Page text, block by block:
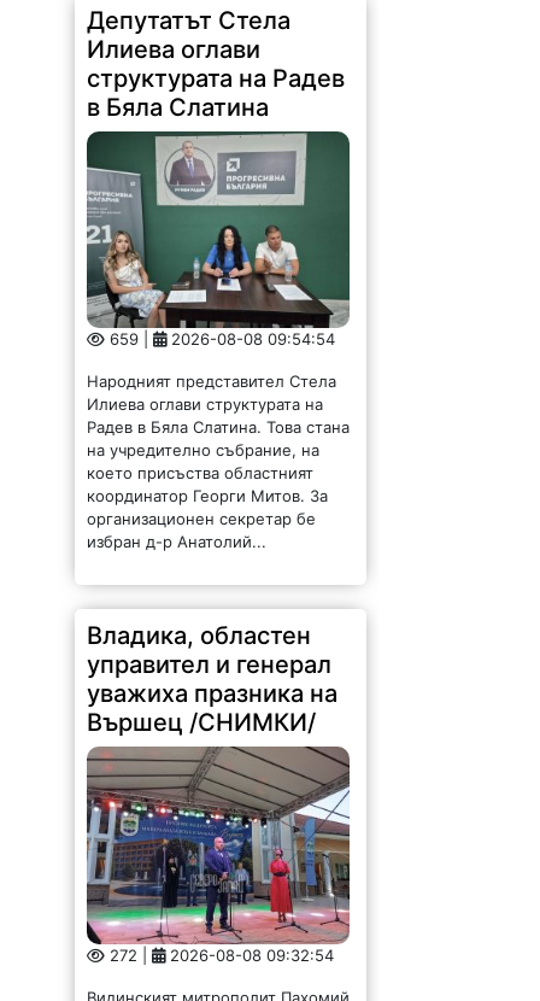
Депутатът Стела
Илиева оглави
структурата на Радев
в Бяла Слатина
659 | 2026-08-08 09:54:54
Народният представител Стела
Илиева оглави структурата на
Радев в Бяла Слатина. Това стана
на учредително събрание, на
което присъства областният
координатор Георги Митов. За
организационен секретар бе
избран д-р Анатолий...
Владика, областен
управител и генерал
уважиха празника на
Вършец /СНИМКИ/
272 | 2026-08-08 09:32:54
Видинският митрополит Пахомий,